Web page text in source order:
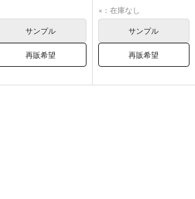
サンプル
再販希望
西蔭政也
×：在庫なし
サンプル
再販希望